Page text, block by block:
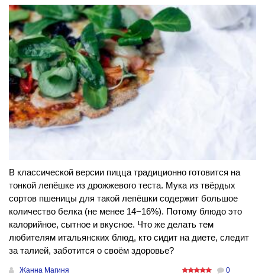
В классической версии пицца традиционно готовится на
тонкой лепёшке из дрожжевого теста. Мука из твёрдых
сортов пшеницы для такой лепёшки содержит большое
количество белка (не менее 14−16%). Потому блюдо это
калорийное, сытное и вкусное. Что же делать тем
любителям итальянских блюд, кто сидит на диете, следит
за талией, заботится о своём здоровье?
Жанна Магиня 0